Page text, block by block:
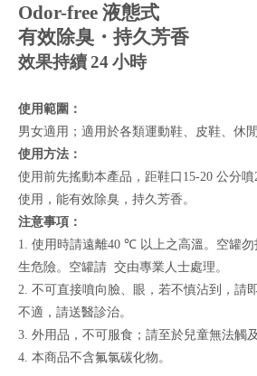
Odor-free 液態式
有效除臭・持久芳香
效果持續24小時
使用範圍：
男女適用；適用於各類運動鞋、皮鞋、休
使用方法：
使用前先搖動本產品，距鞋口 15-20 公分噴
使用，能有效除臭，持久芳香。
注意事項：
1. 使用時請遠離40 ℃ 以上之高溫。空罐
生危險。空罐請 交由專業人士處理。
2. 不可直接噴向臉、眼，若不慎沾到，請
不適，請送醫診治。
3. 外用品，不可服食；請至於兒童無法觸及
4. 本商品不含氟氯碳化物。